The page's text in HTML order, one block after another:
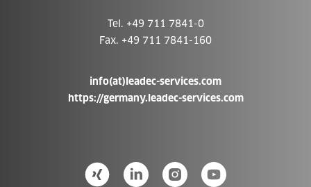
Tel. +49 711 7841-0
Fax. +49 711 7841-160
info(at)leadec-services.com
https://germany.leadec-services.com